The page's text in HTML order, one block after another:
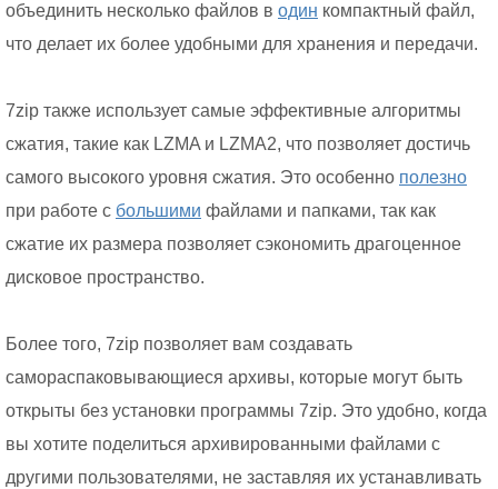
объединить несколько файлов в один компактный файл,
что делает их более удобными для хранения и передачи.
7zip также использует самые эффективные алгоритмы
сжатия, такие как LZMA и LZMA2, что позволяет достичь
самого высокого уровня сжатия. Это особенно полезно
при работе с большими файлами и папками, так как
сжатие их размера позволяет сэкономить драгоценное
дисковое пространство.
Более того, 7zip позволяет вам создавать
самораспаковывающиеся архивы, которые могут быть
открыты без установки программы 7zip. Это удобно, когда
вы хотите поделиться архивированными файлами с
другими пользователями, не заставляя их устанавливать